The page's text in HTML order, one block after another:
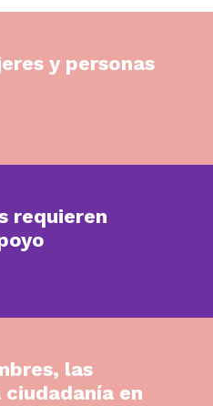
y personas
requieren
las
en